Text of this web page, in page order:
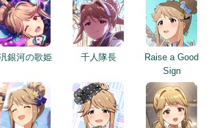
銀河の歌姫 千人隊長
Raise a Good
Sign